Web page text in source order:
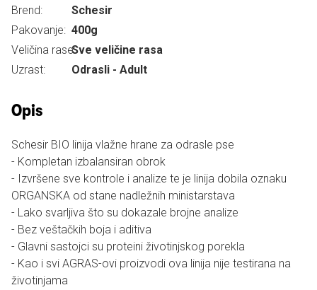
Brend:
Schesir
Pakovanje: 400g
Veličina rase:Sve veličine rasa
Uzrast:
Odrasli - Adult
Opis
Schesir BIO linija vlažne hrane za odrasle pse
- Kompletan izbalansiran obrok
- Izvršene sve kontrole i analize te je linija dobila oznaku
ORGANSKA od stane nadležnih ministarstava
- Lako svarljiva što su dokazale brojne analize
- Bez veštačkih boja i aditiva
- Glavni sastojci su proteini životinjskog porekla
- Kao i svi AGRAS-ovi proizvodi ova linija nije testirana na
životinjama